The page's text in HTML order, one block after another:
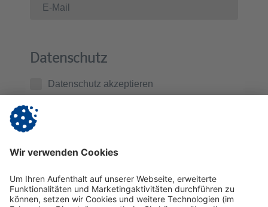
Datenschutz
Datenschutz akzeptieren
Ich habe die
genommen. Ich stimme zu, dass die von mir
übermittelten Daten zur Kontaktaufnahme und für